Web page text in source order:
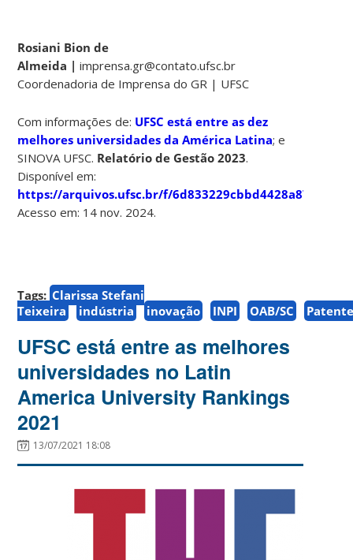
Rosiani Bion de
Almeida |imprensa.gr@contato.ufsc.br
Coordenadoria de Imprensa do GR | UFSC
Com informações de: UFSC está entre as dez
melhores universidades da América Latina; e
SINOVA UFSC. Relatório de Gestão 2023.
Disponível em:
https://arquivos.ufsc.br/f/6d833229cbbd4428a879/
Acesso em: 14 nov. 2024.
Tags: Clarissa Stefani
Teixeira
indústria inovação INPI OAB/SC
UFSC está entre as melhores
universidades no Latin
America University Rankings
2021
13/07/2021 18:08